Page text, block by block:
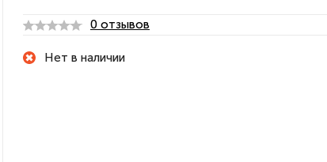
0 отзывов
Нет в наличии